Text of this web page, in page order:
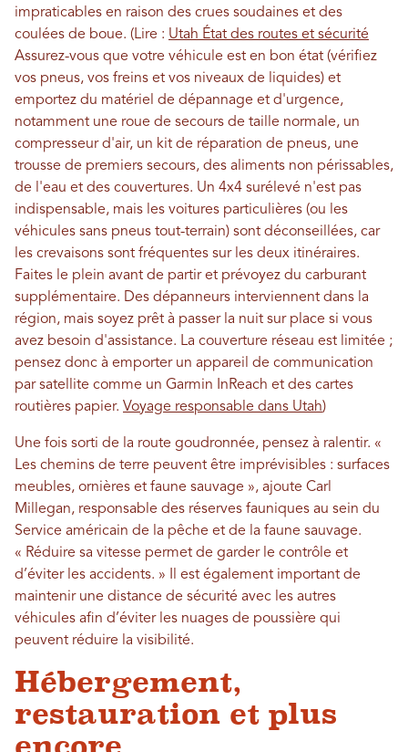
impraticables en raison des crues soudaines et des
coulées de boue. (Lire : Utah État des routes et sécurité
Assurez-vous que votre véhicule est en bon état (vérifiez
vos pneus, vos freins et vos niveaux de liquides) et
emportez du matériel de dépannage et d'urgence,
notamment une roue de secours de taille normale, un
compresseur d'air, un kit de réparation de pneus, une
trousse de premiers secours, des aliments non périssables,
de l'eau et des couvertures. Un 4x4 surélevé n'est pas
indispensable, mais les voitures particulières (ou les
véhicules sans pneus tout-terrain) sont déconseillées, car
les crevaisons sont fréquentes sur les deux itinéraires.
Faites le plein avant de partir et prévoyez du carburant
supplémentaire. Des dépanneurs interviennent dans la
région, mais soyez prêt à passer la nuit sur place si vous
avez besoin d'assistance. La couverture réseau est limitée ;
pensez donc à emporter un appareil de communication
par satellite comme un Garmin InReach et des cartes
routières papier. Voyage responsable dans Utah)
Une fois sorti de la route goudronnée, pensez à ralentir. «
Les chemins de terre peuvent être imprévisibles : surfaces
meubles, ornières et faune sauvage », ajoute Carl
Millegan, responsable des réserves fauniques au sein du
Service américain de la pêche et de la faune sauvage.
« Réduire sa vitesse permet de garder le contrôle et
d’éviter les accidents. » Il est également important de
maintenir une distance de sécurité avec les autres
véhicules afin d’éviter les nuages ​​de poussière qui
peuvent réduire la visibilité.
Hébergement,
restauration et plus